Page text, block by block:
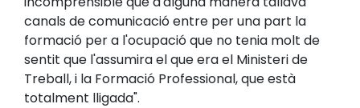
canals de comunicació entre per una part la
formació per a l'ocupació que no tenia molt de
sentit que l'assumira el que era el Ministeri de
Treball, i la Formació Professional, que està
totalment lligada".